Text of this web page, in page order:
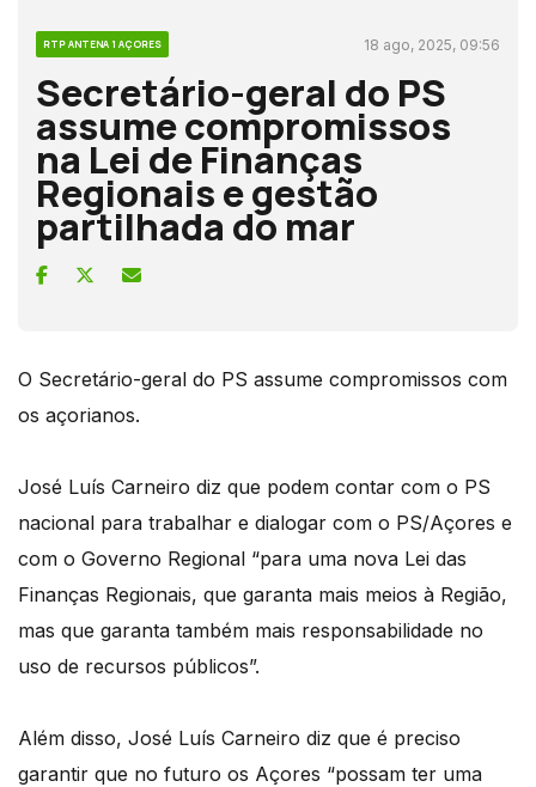
RTP ANTENA 1 AÇORES 18 ago, 2025, 09:56
Secretário-geral do PS
assume compromissos
na Lei de Finanças
Regionais e gestão
partilhada do mar
O Secretário-geral do PS assume compromissos com
os açorianos.
José Luís Carneiro diz que podem contar com o PS
nacional para trabalhar e dialogar com o PS/Açores e
com o Governo Regional “para uma nova Lei das
Finanças Regionais, que garanta mais meios à Região,
mas que garanta também mais responsabilidade no
uso de recursos públicos”.
Além disso, José Luís Carneiro diz que é preciso
garantir que no futuro os Açores “possam ter uma